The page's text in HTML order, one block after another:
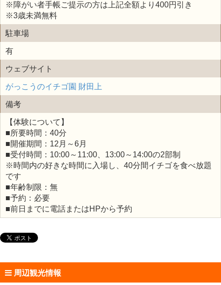
※障がい者手帳ご提示の方は上記全額より400円引き
※3歳未満無料
駐車場
有
ウェブサイト
がっこうのイチゴ園 財田上
備考
【体験について】
■所要時間：40分
■開催期間：12月～6月
■受付時間：10:00～11:00、13:00～14:00の2部制
※時間内の好きな時間に入場し、40分間イチゴを食べ放題
です
■年齢制限：無
■予約：必要
■前日までに電話またはHPから予約
周辺観光情報